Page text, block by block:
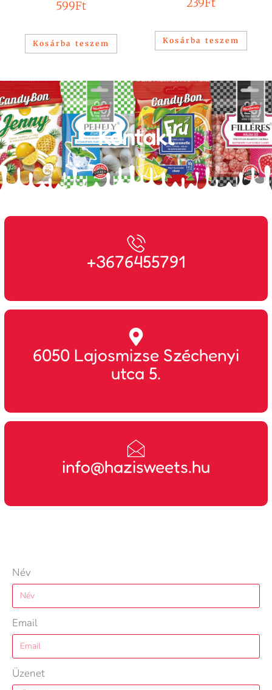
599Ft
Kosárba teszem Kosárba teszem
Kontakt
+3676455791
6050 Lajosmizse Széchenyi
utca 5.
info@hazisweets.hu
Név
Email
Üzenet